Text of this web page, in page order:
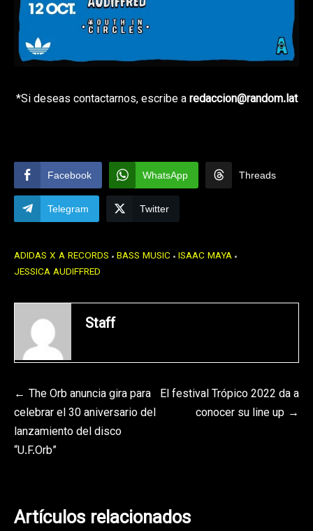
*Si deseas contactarnos, escribe aredaccion@random.lat
Facebook WhatsApp Threads
Telegram Twitter
ADIDAS X A RECORDS BASS MUSIC ISAAC MAYA
JESSICA AUDIFFRED
Staff
Navegación
de
entradas
The Orb anuncia gira para
celebrar el 30 aniversario del
lanzamiento del disco
“U.F.Orb”
El festival Trópico 2022 da a
conocer su line up
Artículos relacionados